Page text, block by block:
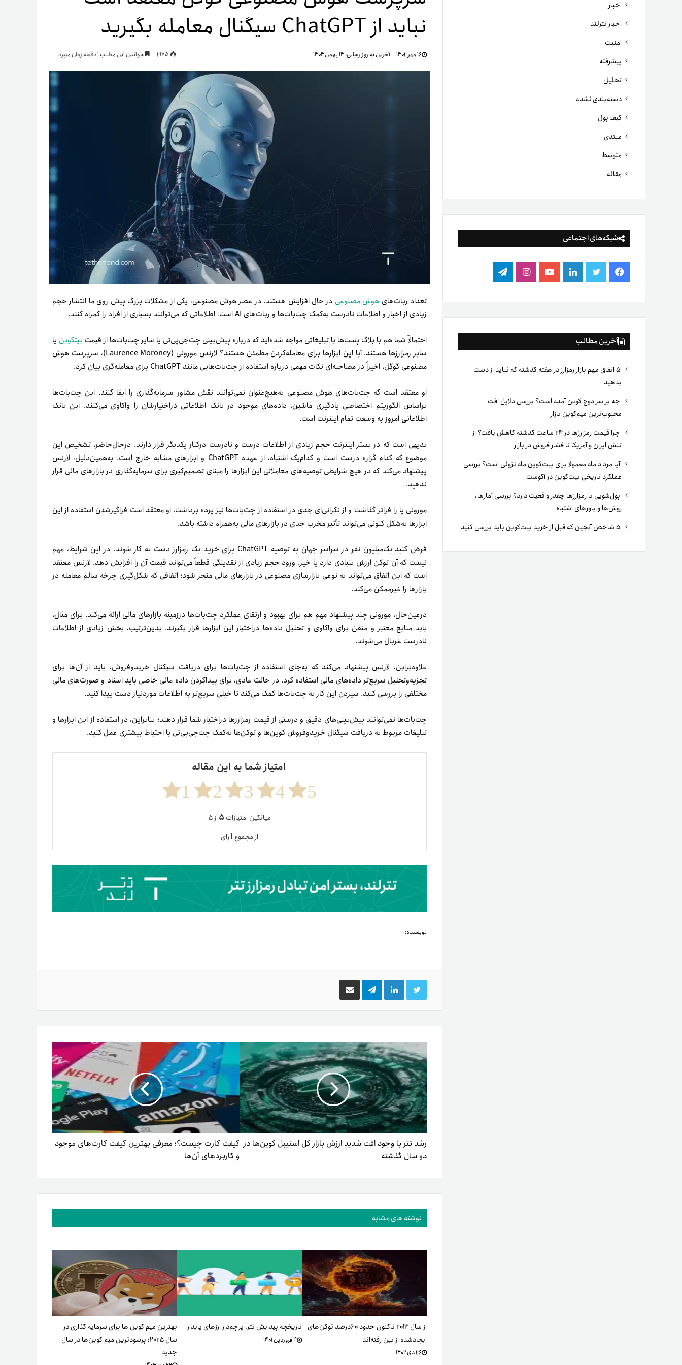
تنظیمات
اخبار
اخبار تترلند
امنیت
پیشرفته
تحلیل
دسته‌بندی نشده
کیف پول
مبتدی
متوسط
مقاله
شبکه‌های اجتماعی
فیس
بوک
توییتر لینکدینیوتیوباینستاگرام
تلگرام
آخرین مطالب
۵ اتفاق مهم بازار رمزارز در هفته گذشته که نباید از دست
بدهید
چه بر سر دوج کوین آمده است؟ بررسی دلایل افت
محبوب‌ترین میم‌کوین بازار
چرا قیمت رمزارزها در ۲۴ ساعت گذشته کاهش یافت؟ از
تنش ایران و آمریکا تا فشار فروش در بازار
آیا مرداد ماه معمولا برای بیت‌کوین ماه نزولی است؟ بررسی
عملکرد تاریخی بیت‌کوین در آگوست
پول‌شویی با رمزارزها چقدر واقعیت دارد؟ بررسی آمارها،
روش‌ها و باورهای اشتباه
نباید از ChatGPT سیگنال معامله بگیرید
۱۶ مهر ۱۴۰۲ آخرین به روز رسانی:۱۴ بهمن ۱۴۰۴ خواندن این مطلب 1 دقیقه زمان میبرد
تعداد ربات‌های هوش مصنوعی در حال افزایش هستند. در عصر هوش مصنوعی، یکی از مشکلات بزرگ پیش روی ما انتشار حجم
زیادی از اخبار و اطلاعات نادرست به‌کمک چت‌بات‌ها و ربات‌های AI است؛ اطلاعاتی که می‌توانند بسیاری از افراد را گمراه کنند.
احتمالاً شما هم با بلاگ پست‌ها یا تبلیغاتی مواجه شده‌اید که درباره پیش‌بینی چت‌جی‌پی‌تی یا سایر چت‌بات‌ها از قیمت بیتکوین یا
سایر رمزارزها هستند. آیا این ابزارها برای معامله‌کردن مطمئن هستند؟ لارنس مورونی (Laurence Moroney)، سرپرست هوش
مصنوعی گوگل، اخیراً در مصاحبه‌ای نکات مهمی درباره استفاده از چت‌بات‌هایی مانند ChatGPT برای معامله‌گری بیان کرد.
او معتقد است که چت‌بات‌های هوش مصنوعی به‌هیچ‌عنوان نمی‌توانند نقش مشاور سرمایه‌گذاری را ایفا کنند. این چت‌بات‌ها
براساس الگوریتم اختصاصی یادگیری ماشین، داده‌های موجود در بانک اطلاعاتی در‌اختیارشان را واکاوی می‌کنند. این بانک
اطلاعاتی امروز به وسعت تمام اینترنت است.
بدیهی است که در بستر اینترنت حجم زیادی از اطلاعات درست و نادرست درکنار یکدیگر قرار دارند. در‌حال‌حاضر، تشخیص این
موضوع که کدام گزاره درست است و کدام‌یک اشتباه، از عهده ChatGPT و ابزارهای مشابه خارج است. به‌همین‌دلیل، لارنس
پیشنهاد می‌کند که در هیچ شرایطی توصیه‌های معاملاتی این ابزارها را مبنای تصمیم‌گیری برای سرمایه‌گذاری در بازارهای مالی قرار
ندهید.
مورونی پا را فراتر گذاشت و از نگرانی‌ای جدی در استفاده از چت‌بات‌ها نیز پرده برداشت. او معتقد است فراگیرشدن استفاده از این
ابزارها به‌شکل کنونی می‌تواند تأثیر مخرب جدی در بازارهای مالی به‌همراه داشته باشد.
فرض کنید یک‌میلیون نفر در سراسر جهان به توصیه ChatGPT برای خرید یک رمزارز دست به‌ کار شوند. در این شرایط، مهم
نیست که آن توکن ارزش بنیادی دارد یا خیر. ورود حجم زیادی از نقدینگی قطعاً می‌تواند قیمت آن را افزایش دهد. لارنس معتقد
است که این اتفاق می‌تواند به‌ نوعی بازارسازی مصنوعی در بازارهای مالی منجر شود؛ اتفاقی که شکل‌گیری چرخه سالم معامله در
بازارها را غیرممکن می‌کند.
در‌عین‌حال، مورونی چند پیشنهاد مهم هم برای بهبود و ارتقای عملکرد چت‌بات‌ها در‌زمینه بازارهای مالی ارائه می‌کند. برای مثال،
باید منابع معتبر و متقن برای واکاوی و تحلیل داده‌ها دراختیار این ابزارها قرار بگیرند. بدین‌ترتیب، بخش زیادی از اطلاعات
نادرست غربال می‌شوند.
علاوه‌براین، لارنس پیشنهاد می‌کند که به‌جای استفاده از چت‌بات‌ها برای دریافت سیگنال خریدوفروش، باید از آن‌ها برای
تجزیه‌و‌تحلیل سریع‌تر داده‌های مالی استفاده کرد. در حالت عادی، برای پیدا‌کردن داده مالی خاصی باید اسناد و صورت‌های مالی
مختلفی را بررسی کنید. سپردن این کار به چت‌بات‌ها کمک می‌کند تا خیلی سریع‌تر به اطلاعات موردنیاز دست پیدا کنید.
چت‌بات‌ها نمی‌توانند پیش‌بینی‌های دقیق و درستی از قیمت رمزارزها در‌اختیار شما قرار دهند؛ بنابراین، در استفاده از این ابزارها و
تبلیغات مربوط به دریافت سیگنال خریدو‌فروش کوین‌ها و توکن‌ها به‌کمک چت‌جی‌پی‌تی با احتیاط بیشتری عمل کنید.
امتیاز شما به این مقاله
5
4
3
2
1
میانگین امتیازات ۵از ۵
از مجموع۱رای
نویسنده:
توییتر لینکدینتلگرام اشتراک
گذاری
ایمیل
رشد تتر با وجود افت شدید ارزش بازار کل استیبل کوین‌ها در
دو سال گذشته
گیفت کارت چیست؟؛ معرفی بهترین گیفت‌ کارت‌های موجود
و کاربردهای آن‌ها
نوشته های مشابه
از سال ۲۰۱۴ تاکنون حدود ۶۰درصد توکن‌های
ایجادشده از بین رفته‌اند
۲۶ دی ۱۴۰۲
تاریخچه پیدایش تتر؛ پرچم‌دار ارزهای پایدار
۴ فروردین ۱۴۰۱
بهترین میم کوین ها برای سرمایه گذاری در
سال ۲۰۲۵؛ پرسود‌ترین میم کوین‌ها در سال
جدید